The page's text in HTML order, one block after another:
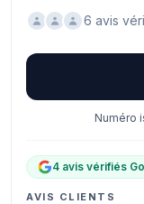
6 avis
Numéro
4 avis vérifiés
AVIS CLIENTS